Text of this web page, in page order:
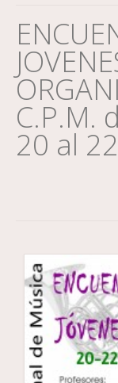
C.P.M.
20 al